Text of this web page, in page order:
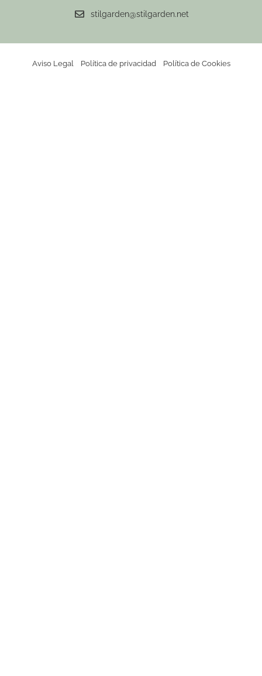
stilgarden@stilgarden.net
Aviso Legal Política de privacidad Política de Cookies